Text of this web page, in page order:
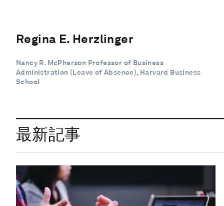
Regina E. Herzlinger
Nancy R. McPherson Professor of Business
Administration (Leave of Absence), Harvard Business
School
最新記事